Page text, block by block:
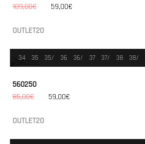
109,00€
59,00€
OUTLET20
34 35 35/ 36 36/ 37 37/ 38 38/
560250
85,00€
59,00€
OUTLET20